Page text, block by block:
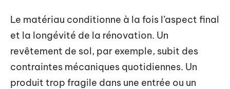
Le matériau conditionne à la fois l’aspect final
et la longévité de la rénovation. Un
revêtement de sol, par exemple, subit des
contraintes mécaniques quotidiennes. Un
produit trop fragile dans une entrée ou un